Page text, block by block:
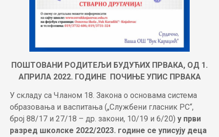
ПОШТОВАНИ РОДИТЕЉИ БУДУЋИХ ПРВАКА, ОД 1.
АПРИЛА 2022. ГОДИНЕ ПОЧИЊЕ УПИС ПРВАКА
У складу са Чланом 18. Закона о основама система
образовања и васпитања („Службени гласник РС“,
број 88/17 и 27/18 – др. закони, 10/19 и 6/20) у први
разред школске 2022/2023. године се уписују деца